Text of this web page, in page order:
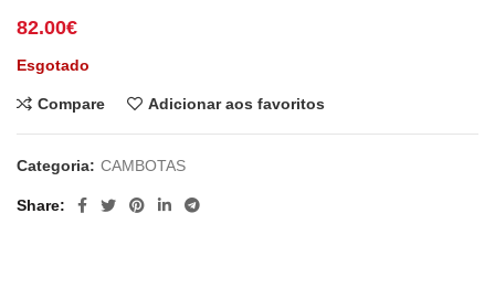
82.00€
Esgotado
Compare Adicionar aos favoritos
Categoria: CAMBOTAS
Share